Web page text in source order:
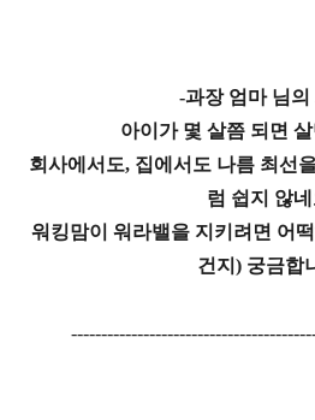
-과장 엄마 님의
아이가 몇 살쯤 되면
회사에서도, 집에서도 나름 최선
럼 쉽지 않네
워킹맘이 워라밸을 지키려면 어
건지) 궁금합